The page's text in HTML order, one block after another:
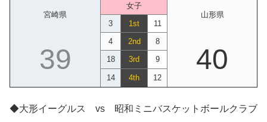
宮崎県
女子
山形県
3
1st 11
39
4 2nd 8
40
18 3rd 9
14 4th 12
◆大形イーグルス vs 昭和ミニバスケットボールクラブ